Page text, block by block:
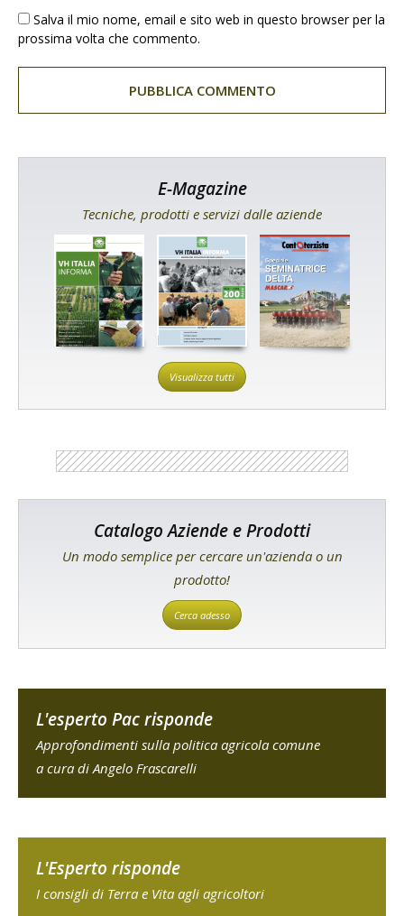
Salva il mio nome, email e sito web in questo browser per la
prossima volta che commento.
E-Magazine
Tecniche, prodotti e servizi dalle aziende
Visualizza tutti
Catalogo Aziende e Prodotti
Un modo semplice per cercare un'azienda o un
prodotto!
Cerca adesso
L'esperto Pac risponde
Approfondimenti sulla politica agricola comune
a cura di Angelo Frascarelli
L'Esperto risponde
I consigli di Terra e Vita agli agricoltori